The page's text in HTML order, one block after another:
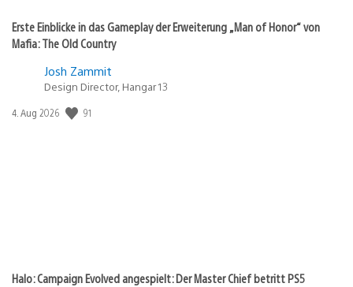
Erste Einblicke in das Gameplay der Erweiterung „Man of Honor“ von
Mafia: The Old Country
Josh Zammit
Design Director, Hangar 13
Veröffentlichungsdatum:
4. Aug 2026 91
Halo: Campaign Evolved angespielt: Der Master Chief betritt PS5